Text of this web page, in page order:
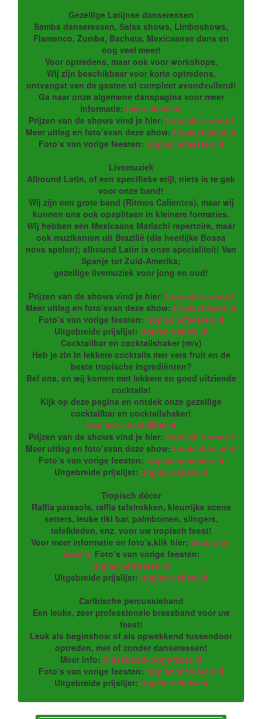
Gezellige Latijnse danseressen
Samba danseressen, Salsa shows, Limboshows,
Flamenco, Zumba, Bachata, Mexicaanse dans en
nog veel meer!
Voor optredens, maar ook voor workshops.
Wij zijn beschikbaar voor korte optredens,
ontvangst van de gasten of compleet avondvullend!
Ga naar onze algemene danspagina voor meer
informatie: dans-show.be
Prijzen van de shows vind je hier: tropisch-show.nl
Meer uitleg en foto’svan deze show: tropischfeest.nl
Foto’s van vorige feesten: tropischefeesten.nl
Livemuziek
Allround Latin, of een specifieke stijl, niets is te gek
voor onze band!
Wij zijn een grote band (Ritmos Calientes), maar wij
kunnen ons ook opsplitsen in kleinere formaties.
Wij hebben een Mexicaans Mariachi repertoire, maar
ook muzikanten uit Brazilië (die heerlijke Bossa
nova spelen); allround Latin is onze specialiteit! Van
Spanje tot Zuid-Amerika;
gezellige livemuziek voor jong en oud!
Prijzen van de shows vind je hier: tropisch-show.nl
Meer uitleg en foto’svan deze show: tropischfeest.nl
Foto’s van vorige feesten: tropischefeesten.nl
Uitgebreide prijslijst: tropisch-show.nl
Cocktailbar en cocktailshaker (m/v)
Heb je zin in lekkere cocktails met vers fruit en de
beste tropische ingrediënten?
Bel ons, en wij komen met lekkere en goed uitziende
cocktails!
Kijk op deze pagina en ontdek onze gezellige
cocktailbar en cocktailshaker!
tropisch-cocktailbar.nl
Prijzen van de shows vind je hier: tropisch-show.nl
Meer uitleg en foto’svan deze show: tropischfeest.nl
Foto’s van vorige feesten: tropischefeesten.nl
Uitgebreide prijslijst: tropisch-show.nl
Tropisch décor
Raffia parasols, raffia tafelrokken, kleurrijke scene
setters, leuke tiki bar, palmbomen, slingers,
tafelkleden, enz. voor uw tropisch feest!
Voor meer informatie en foto’s,klik hier: decoratie-
feest.nl Foto’s van vorige feesten:
tropischefeesten.nl
Uitgebreide prijslijst: tropisch-show.nl
Caribische percussieband
Een leuke, zeer professionele brassband voor uw
feest!
Leuk als beginshow of als opwekkend tussendoor
optreden, met of zonder danseressen!
Meer info: brassband-looporkest.nl
Foto’s van vorige feesten: tropischefeesten.nl
Uitgebreide prijslijst: tropisch-show.nl